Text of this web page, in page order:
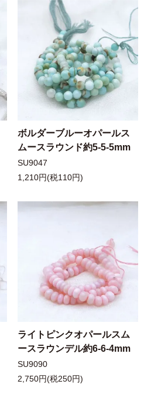
ボルダーブルーオパールス
ムースラウンド約5-5-5mm
SU9047
1,210円(税110円)
ライトピンクオパールスム
ースラウンデル約6-6-4mm
SU9090
2,750円(税250円)